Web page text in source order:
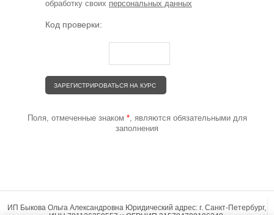
обработку своих персональных данных
Код проверки:
Поля, отмеченные знаком *, являются обязательными для
заполнения
ИП Быкова Ольга Александровна Юридический адрес: г. Санкт-Петербург,